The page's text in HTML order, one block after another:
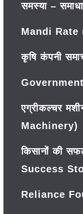
समस्या –
Mandi Rate
कृषि कंपनी
Government
एग्रीकल्चर
Machinery)
किसानों की
Success
Reliance